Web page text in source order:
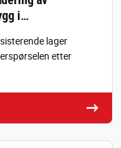
i…
lager
etter